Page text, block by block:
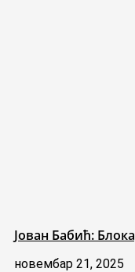
Јован Бабић:
новембар 21, 2025